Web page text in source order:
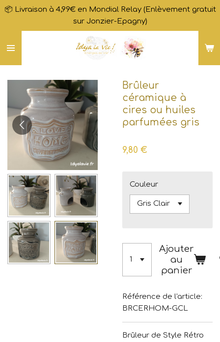
Passer
contenu
principal
📦 Livraison à 4,99€ en Mondial Relay (Enlèvement gratuit
sur Jonzier-Epagny)
Brûleur
céramique à
cires ou huiles
parfumées gris
9,80 €
Couleur
Ajouter
au
panier
Référence de l'article:
BRCERHOM-GCL
Brûleur de Style Rétro